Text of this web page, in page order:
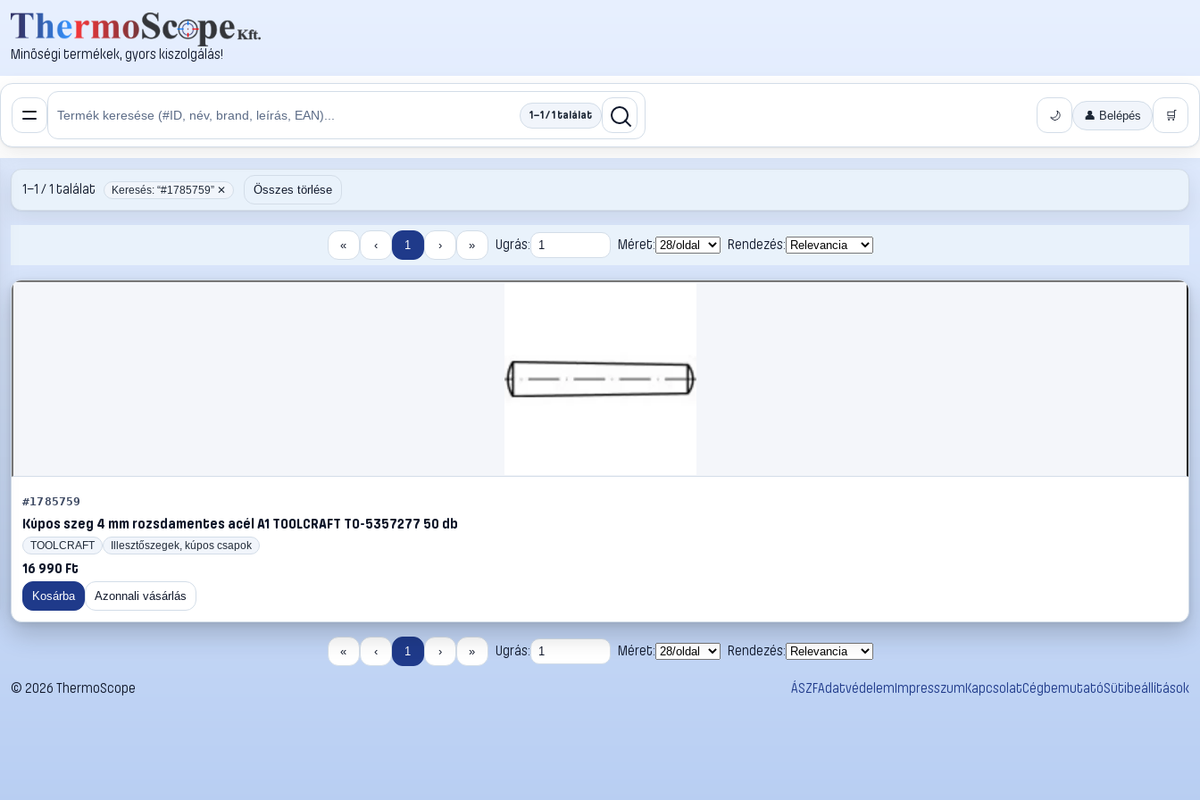
Minőségi termékek, gyors kiszolgálás!
1–1 / 1 találat 🌙 👤 Belépés 🛒
1–1 / 1 találat Keresés: “#1785759” ✕ Összes törlése
« ‹ 1 › » Ugrás: Méret: Rendezés:
#1785759
Kúpos szeg 4 mm rozsdamentes acél A1 TOOLCRAFT TO-5357277 50 db
TOOLCRAFT Illesztőszegek, kúpos csapok
16 990 Ft
Kosárba Azonnali vásárlás
« ‹ 1 › » Ugrás: Méret: Rendezés:
© 2026 ThermoScope ÁSZFAdatvédelemImpresszumKapcsolatCégbemutatóSütibeállítások